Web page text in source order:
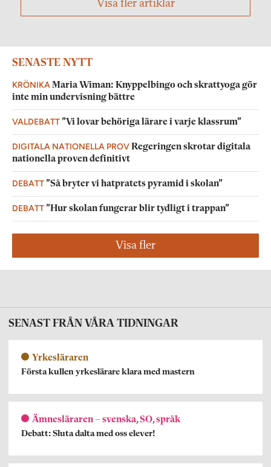
Visa fler artiklar
SENASTE NYTT
KRÖNIKA Maria Wiman: Knyppelbingo och skrattyoga gör
inte min undervisning bättre
VALDEBATT”Vi lovar behöriga lärare i varje klassrum”
DIGITALA NATIONELLA PROVRegeringen skrotar digitala
nationella proven definitivt
DEBATT”Så bryter vi hatpratets pyramid i skolan”
DEBATT”Hur skolan fungerar blir tydligt i trappan”
Visa fler
SENAST FRÅN VÅRA TIDNINGAR
Yrkesläraren
Första kullen yrkeslärare klara med mastern
Ämnesläraren – svenska, SO, språk
Debatt: Sluta dalta med oss elever!